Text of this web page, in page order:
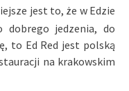
jest to, że w Edzie
dobrego jedzenia, do
to Ed Red jest polską
na krakowskim